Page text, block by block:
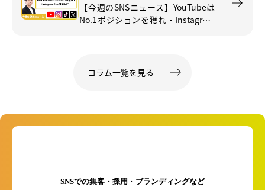
【今週のSNSニュース】YouTubeは
No.1ポジションを獲れ・Instagram
コラム一覧を見る
SNSでの集客・採用・ブランディングなど